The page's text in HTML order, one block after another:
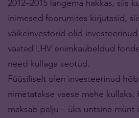
2012–2015 langema hakkas, siis
inimesed foorumites kirjutasid,
väikeinvestorid olid
vaatad LHV enimkaubeldud
need kullaga seotud.
Füüsiliselt olen investeerinud
nimetatakse vaese mehe kullaks.
maksab palju – üks untsine münt